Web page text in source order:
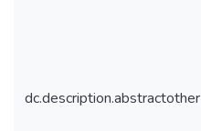
dc.description.abstractother